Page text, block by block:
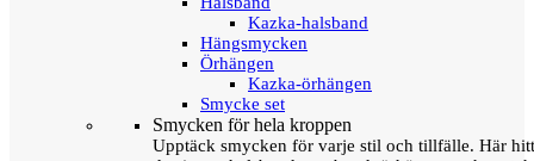
Kazka-halsband
Hängsmycken
Örhängen
Kazka-örhängen
Smycke set
Smycken för hela kroppen
Upptäck smycken för varje stil och tillfälle. Här